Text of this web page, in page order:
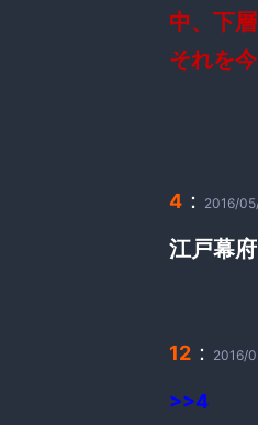
中、下
それを
4 ： 2016/
江戸幕
12 ： 2016/
>>4